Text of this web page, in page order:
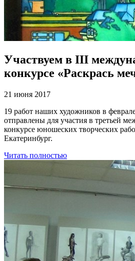
Участвуем в III
конкурсе «Раскрась
21 июня 2017
19 работ наших художников в
отправлены для участия в третьей
конкурсе юношеских творческих
Екатеринбург.
Читать полностью